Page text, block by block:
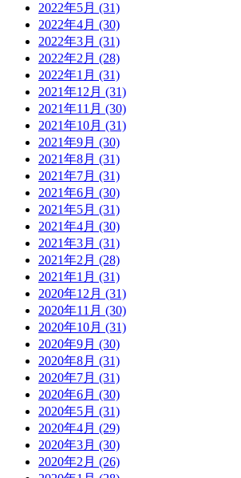
2022年5月 (31)
2022年4月 (30)
2022年3月 (31)
2022年2月 (28)
2022年1月 (31)
2021年12月 (31)
2021年11月 (30)
2021年10月 (31)
2021年9月 (30)
2021年8月 (31)
2021年7月 (31)
2021年6月 (30)
2021年5月 (31)
2021年4月 (30)
2021年3月 (31)
2021年2月 (28)
2021年1月 (31)
2020年12月 (31)
2020年11月 (30)
2020年10月 (31)
2020年9月 (30)
2020年8月 (31)
2020年7月 (31)
2020年6月 (30)
2020年5月 (31)
2020年4月 (29)
2020年3月 (30)
2020年2月 (26)